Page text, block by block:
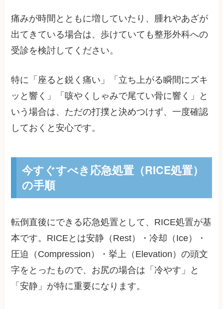
痛みが時間とともに増していたり、腫れやあざが
出てきている場合は、歩けていても整形外科への
受診を検討してください。
特に「座ると鋭く痛い」「立ち上がる瞬間にズキ
ッと響く」「咳やくしゃみで尾てい骨に響く」と
いう場合は、ただの打撲と決めつけず、一度確認
しておくと安心です。
今すぐすべき応急処置（RICE処置）
の手順
転倒直後にできる応急処置として、RICE処置が基
本です。RICEとは安静（Rest）・冷却（Ice）・
圧迫（Compression）・挙上（Elevation）の頭文
字をとったもので、お尻の場合は「冷やす」と
「安静」が特に重要になります。